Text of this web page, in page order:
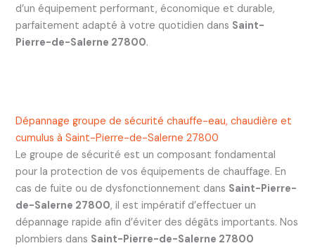
d’un équipement performant, économique et durable,
parfaitement adapté à votre quotidien dans Saint-
Pierre-de-Salerne 27800.
Dépannage groupe de sécurité chauffe-eau, chaudière et
cumulus à Saint-Pierre-de-Salerne 27800
Le groupe de sécurité est un composant fondamental
pour la protection de vos équipements de chauffage. En
cas de fuite ou de dysfonctionnement dans Saint-Pierre-
de-Salerne 27800, il est impératif d’effectuer un
dépannage rapide afin d’éviter des dégâts importants. Nos
plombiers dans Saint-Pierre-de-Salerne 27800